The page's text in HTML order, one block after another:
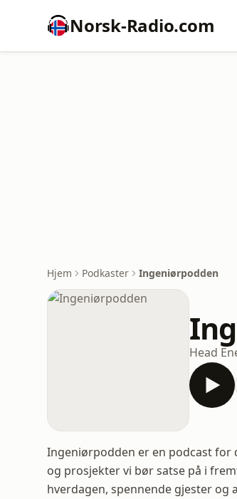
Norsk-Radio.com
Hjem Podkaster Ingeniørpodden
Head
Ingeniørpodden er en podcast
og prosjekter vi bør satse på i
hverdagen, spennende gjester